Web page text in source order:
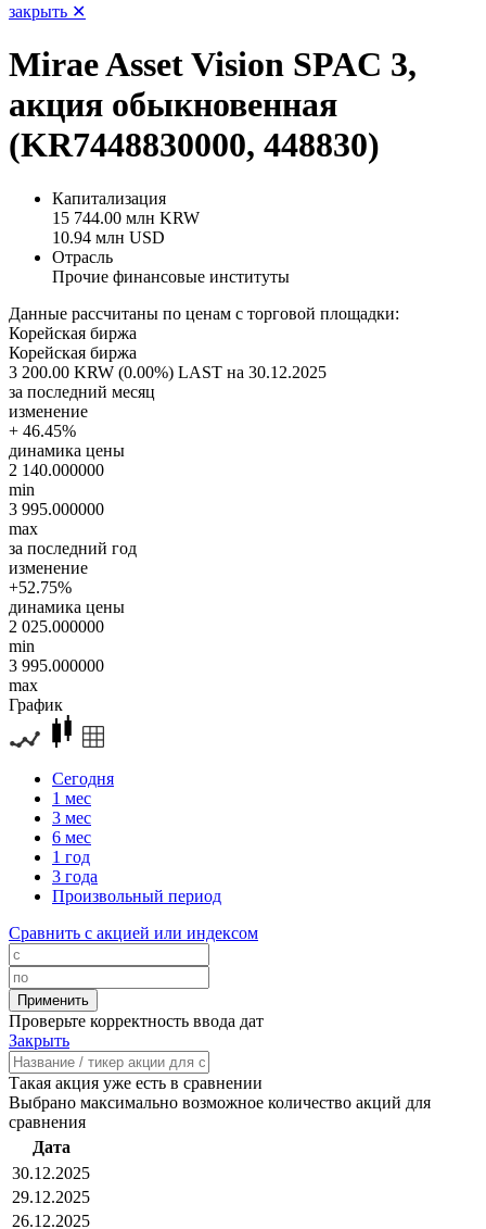
закрыть ✕
Mirae Asset Vision SPAC 3,
акция обыкновенная
(KR7448830000, 448830)
Капитализация
15 744.00 млн KRW
10.94 млн USD
Отрасль
Прочие финансовые институты
Данные рассчитаны по ценам с торговой площадки:
Корейская биржа
Корейская биржа
3 200.00 KRW (0.00%) LAST на 30.12.2025
за последний месяц
изменение
+ 46.45%
динамика цены
2 140.000000
min
3 995.000000
max
за последний год
изменение
+52.75%
динамика цены
2 025.000000
min
3 995.000000
max
График
Сегодня
1 мес
3 мес
6 мес
1 год
3 года
Произвольный период
Сравнить с акцией или индексом
Проверьте корректность ввода дат
Закрыть
Такая акция уже есть в сравнении
Выбрано максимально возможное количество акций для
сравнения
Дата
30.12.2025
29.12.2025
26.12.2025